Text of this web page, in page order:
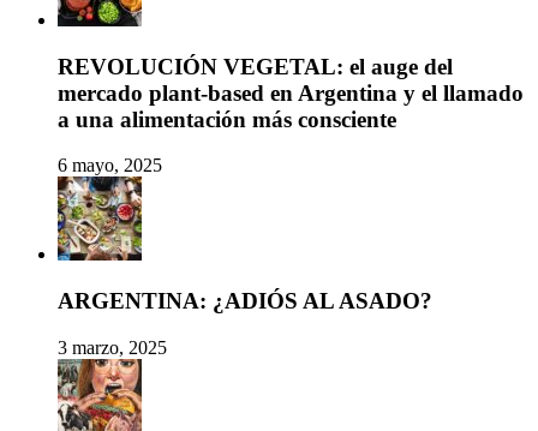
REVOLUCIÓN VEGETAL: el auge del
mercado plant-based en Argentina y el llamado
a una alimentación más consciente
6 mayo, 2025
ARGENTINA: ¿ADIÓS AL ASADO?
3 marzo, 2025